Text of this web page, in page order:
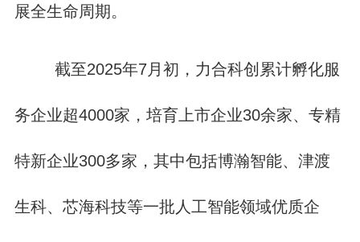
展全生命周期。
截至2025年7月初，力合科创累计孵化服
务企业超4000家，培育上市企业30余家、专精
特新企业300多家，其中包括博瀚智能、津渡
生科、芯海科技等一批人工智能领域优质企